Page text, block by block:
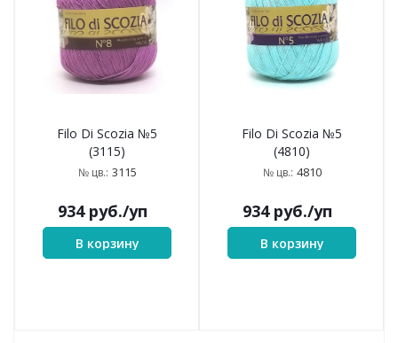
Filo Di Scozia №5
(3115)
№ цв.: 3115
934руб./уп
В корзину
Filo Di Scozia №5
(4810)
№ цв.: 4810
934руб./уп
В корзину